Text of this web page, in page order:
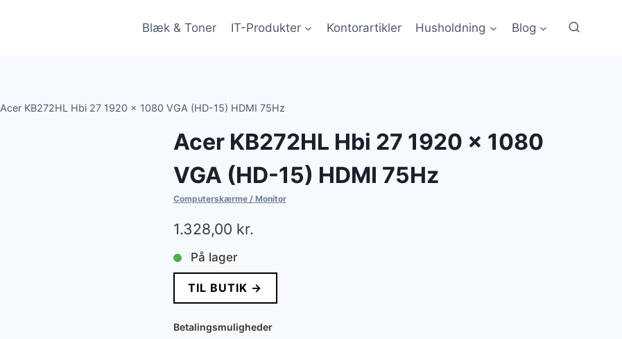
Blæk & Toner IT-Produkter Kontorartikler Husholdning Blog
Acer KB272HL Hbi 27 1920 x 1080 VGA (HD-15) HDMI 75Hz
Acer KB272HL Hbi 27 1920 x 1080
VGA (HD-15) HDMI 75Hz
Computerskærme / Monitor
1.328,00 kr.
På lager
TIL BUTIK →
Betalingsmuligheder